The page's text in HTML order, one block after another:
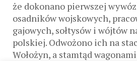
że dokonano pierwszej
osadników wojskowych,
gajowych, sołtysów i wójtów
polskiej. Odwożono ich na
Wołożyn, a stamtąd